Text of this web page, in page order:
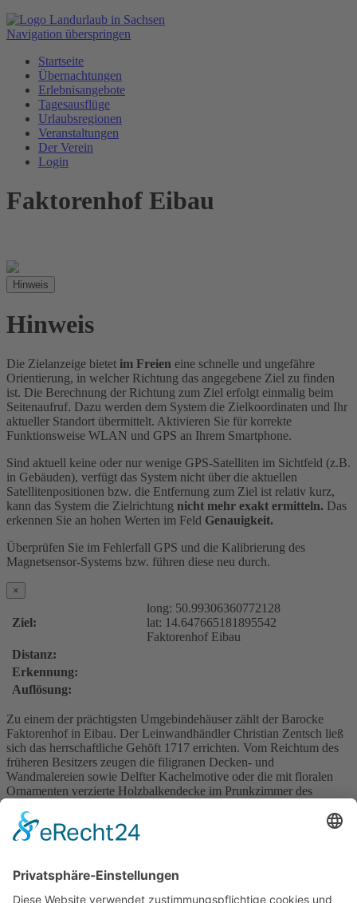
Navigation überspringen
Startseite
Übernachtungen
Erlebnisangebote
Tagesausflüge
Urlaubsregionen
Veranstaltungen
Der Verein
Login
Faktorenhof Eibau
Hinweis
Hinweis
Die Zielanzeige bietet im Freien eine schnelle und ungefähre
Orientierung, in welcher Richtung das angegebene Ziel zu finden
ist. Die Berechnung der Richtung zum Ziel erfolgt einmalig beim
Seitenaufruf. Dazu werden dem System die Zielkoordinaten und Ihr
aktueller Standort übermittelt. Aktivieren Sie für korrekte
Funktionsweise WLAN und GPS an Ihrem Smartphone.
Sind aktuell keine oder nur wenige GPS-Satelliten im Sichtfeld (z.B.
in Gebäuden), verfügt das System nicht über die aktuellen
Satellitenpositionen bzw. die Entfernung zum Ziel ist relativ kurz,
kann das System die Zielrichtung nicht mehr exakt ermitteln. Das
erkennen Sie an hohen Werten im Feld Genauigkeit.
Überprüfen Sie im Fehlerfall GPS und die Kalibrierung des
Magnetsensor-Systems bzw. führen diese neu durch.
×
Ziel:
long: 50.99306360772128
lat: 14.647665181895542
Faktorenhof Eibau
Distanz:
Erkennung:
Auflösung:
Zu einem der prächtigsten Umgebindehäuser zählt der Barocke
Faktorenhof in Eibau. Der Leinwandhändler Christian Zentsch ließ
sich das herrschaftliche Gehöft 1717 errichten. Vom Reichtum des
früheren Besitzers zeugen die filigranen Decken- und
Wandmalereien sowie Delfter Kachelmotive oder die mit floralen
Ornamenten verzierte Holzbalkendecke im Prunkzimmer des
Humboldtmuseum auf zwei Ebenen seine Schätze, darunter die
Naturaliensammlung und das Kuriositätenkabinett.